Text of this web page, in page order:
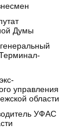
Думы
управления
области
УФАС